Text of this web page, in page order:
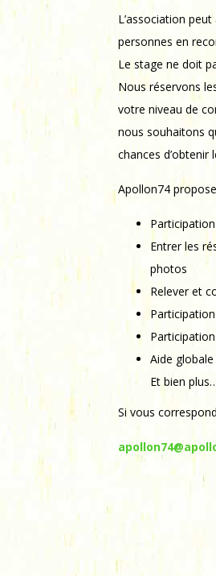
L’association
personnes en
Le stage ne doit
Nous réservons
votre niveau de
nous souhaitons
chances d’obtenir
Apollon74
Entrer les
photos
Relever et
Aide
Et bien
Si vous